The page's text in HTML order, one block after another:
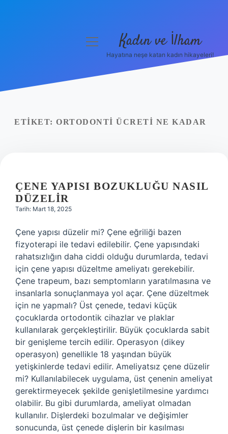
Yasal Uyarı
menüyü
Kadın ve İlham
Hayatına neşe katan kadın hikayeleri!
ETIKET: ORTODONTI ÜCRETI NE KADAR
ÇENE YAPISI BOZUKLUĞU NASIL
DÜZELIR
Tarih: Mart 18, 2025
Çene yapısı düzelir mi? Çene eğriliği bazen
fizyoterapi ile tedavi edilebilir. Çene yapısındaki
rahatsızlığın daha ciddi olduğu durumlarda, tedavi
için çene yapısı düzeltme ameliyatı gerekebilir.
Çene trapeum, bazı semptomların yaratılmasına ve
insanlarla sonuçlanmaya yol açar. Çene düzeltmek
için ne yapmalı? Üst çenede, tedavi küçük
çocuklarda ortodontik cihazlar ve plaklar
kullanılarak gerçekleştirilir. Büyük çocuklarda sabit
bir genişleme tercih edilir. Operasyon (dikey
operasyon) genellikle 18 yaşından büyük
yetişkinlerde tedavi edilir. Ameliyatsız çene düzelir
mi? Kullanılabilecek uygulama, üst çenenin ameliyat
gerektirmeyecek şekilde genişletilmesine yardımcı
olabilir. Bu gibi durumlarda, ameliyat olmadan
kullanılır. Dişlerdeki bozulmalar ve değişimler
sonucunda, üst çenede dişlerin bir kasılması